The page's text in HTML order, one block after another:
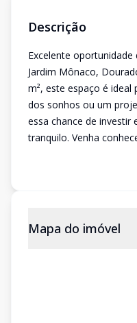
Descrição
Excelente
Jardim Mônaco,
m², este espaço é ideal
dos sonhos ou um
essa chance de investir
tranquilo. Venha
Mapa do imóvel